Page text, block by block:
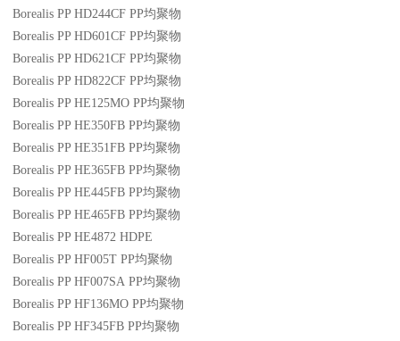
Borealis PP HD244CF PP均聚物
Borealis PP HD601CF PP均聚物
Borealis PP HD621CF PP均聚物
Borealis PP HD822CF PP均聚物
Borealis PP HE125MO PP均聚物
Borealis PP HE350FB PP均聚物
Borealis PP HE351FB PP均聚物
Borealis PP HE365FB PP均聚物
Borealis PP HE445FB PP均聚物
Borealis PP HE465FB PP均聚物
Borealis PP HE4872 HDPE
Borealis PP HF005T PP均聚物
Borealis PP HF007SA PP均聚物
Borealis PP HF136MO PP均聚物
Borealis PP HF345FB PP均聚物